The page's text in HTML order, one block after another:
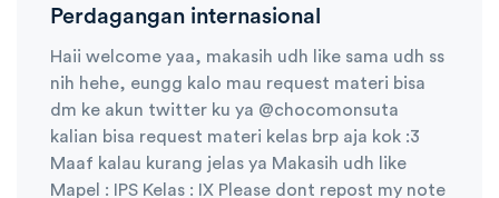
Perdagangan internasional
Haii welcome yaa, makasih udh like sama udh ss
nih hehe, eungg kalo mau request materi bisa
dm ke akun twitter ku ya @chocomonsuta
kalian bisa request materi kelas brp aja kok :3
Maaf kalau kurang jelas ya Makasih udh like
Mapel : IPS Kelas : IX Please dont repost my note